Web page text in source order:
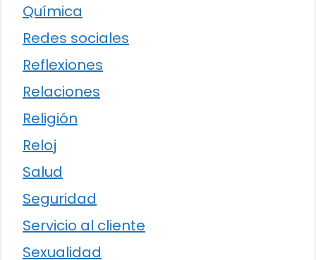
Química
Redes sociales
Reflexiones
Relaciones
Religión
Reloj
Salud
Seguridad
Servicio al cliente
Sexualidad